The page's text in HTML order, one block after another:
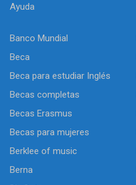
Ayuda
Banco Mundial
Beca
Beca para estudiar Inglés
Becas completas
Becas Erasmus
Becas para mujeres
Berklee of music
Berna